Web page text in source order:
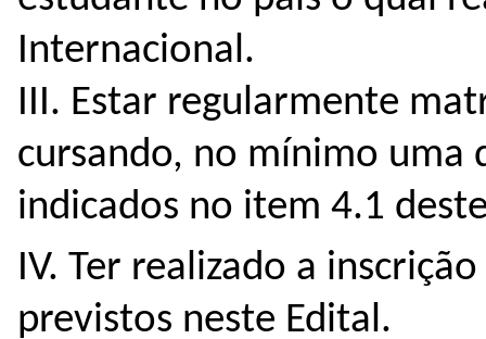
Internacional.
III. Estar regularmente
cursando, no mínimo uma
indicados no item 4.1
IV. Ter realizado a
previstos neste Edital.